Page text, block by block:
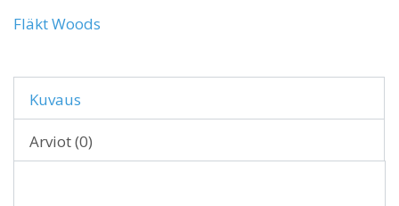
Fläkt Woods
Kuvaus
Arviot (0)